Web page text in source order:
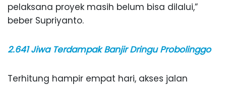
pelaksana proyek masih belum bisa dilalui,”
beber Supriyanto.
2.641 Jiwa Terdampak Banjir Dringu Probolinggo
Terhitung hampir empat hari, akses jalan